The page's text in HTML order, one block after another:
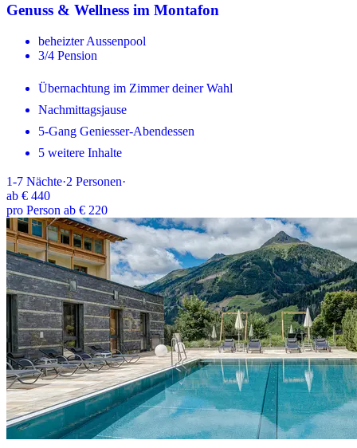
Genuss & Wellness im Montafon
beheizter Aussenpool
3/4 Pension
Übernachtung im Zimmer deiner Wahl
Nachmittagsjause
5-Gang Geniesser-Abendessen
5 weitere Inhalte
1-7 Nächte·2 Personen·
ab € 440
pro Person ab € 220